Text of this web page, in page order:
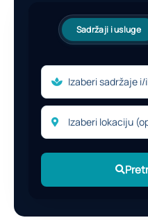
Sadržaji i usluge
Izaberi sadržaje i/
Izaberi lokaciju